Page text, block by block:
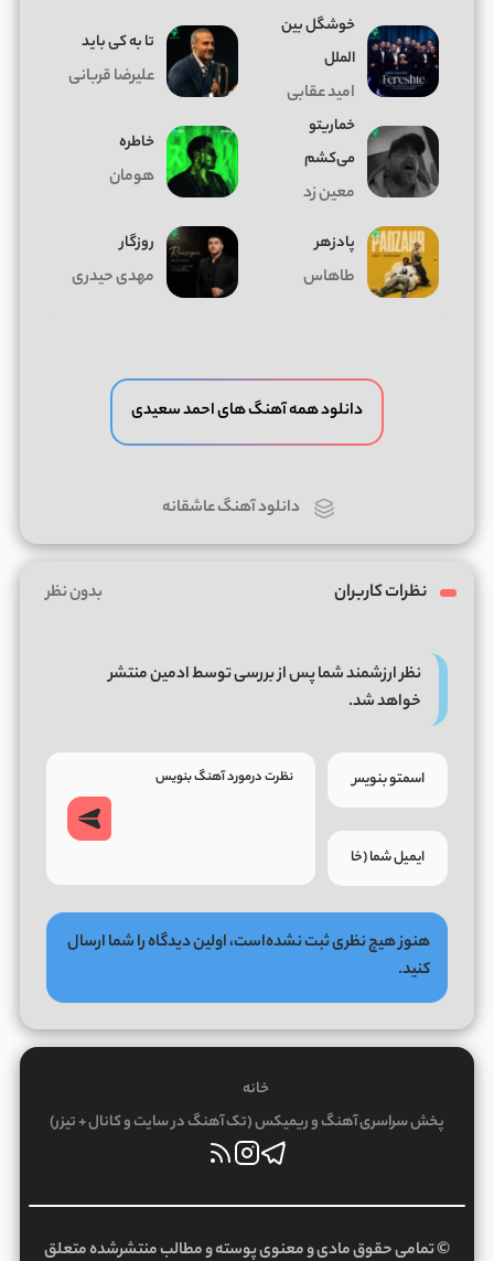
خوشگل بین
الملل
امید عقابی
تا به کی باید
علیرضا قربانی
خماریتو
می‌کشم
معین زد
خاطره
هومان
پادزهر
طاهاس
روزگار
مهدی حیدری
دانلود همه آهنگ های احمد سعیدی
دانلود آهنگ عاشقانه
نظرات کاربران بدون نظر
نظر ارزشمند شما پس از بررسی توسط ادمین منتشر
خواهد شد.
هنوز هیچ نظری ثبت نشده‌است، اولین دیدگاه را شما ارسال
کنید.
خانه
پخش سراسری آهنگ و ریمیکس (تک آهنگ در سایت و کانال + تیزر)
© تمامی حقوق مادی و معنوی پوسته و مطالب منتشرشده متعلق